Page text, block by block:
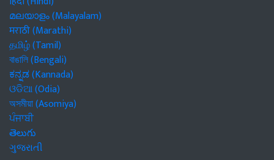
മലയാളം (Malayalam)
मराठी (Marathi)
தமிழ் (Tamil)
বাঙালি (Bengali)
ಕನ್ನಡ (Kannada)
ଓଡିଆ (Odia)
অসমীয়া (Asomiya)
ਪੰਜਾਬੀ
తెలుగు
ગુજરાતી